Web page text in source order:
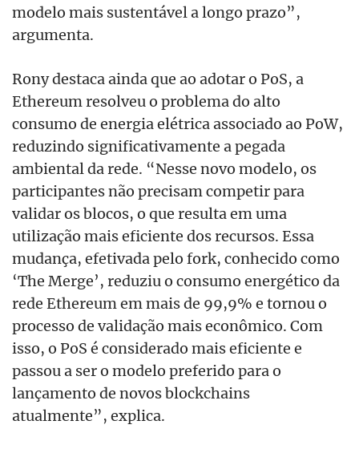
modelo mais sustentável a longo prazo”,
argumenta.
Rony destaca ainda que ao adotar o PoS, a
Ethereum resolveu o problema do alto
consumo de energia elétrica associado ao PoW,
reduzindo significativamente a pegada
ambiental da rede. “Nesse novo modelo, os
participantes não precisam competir para
validar os blocos, o que resulta em uma
utilização mais eficiente dos recursos. Essa
mudança, efetivada pelo fork, conhecido como
‘The Merge’, reduziu o consumo energético da
rede Ethereum em mais de 99,9% e tornou o
processo de validação mais econômico. Com
isso, o PoS é considerado mais eficiente e
passou a ser o modelo preferido para o
lançamento de novos blockchains
atualmente”, explica.